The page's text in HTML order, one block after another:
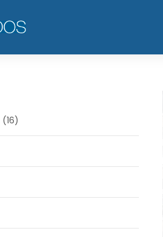
(16)